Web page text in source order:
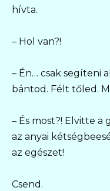
hívta.
– Hol van?!
– Én… csak segíteni
bántod. Félt tőled.
– És most?! Elvitte a
az anyai
az egészet!
Csend.